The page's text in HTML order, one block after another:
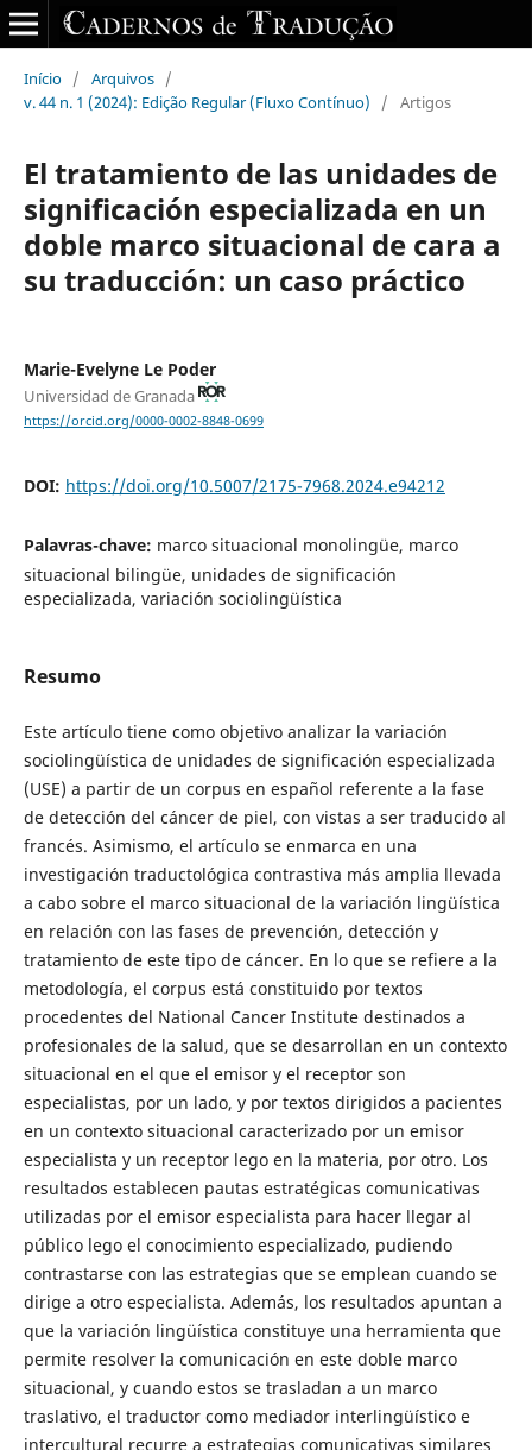
Início / Arquivos /
v. 44 n. 1 (2024): Edição Regular (Fluxo Contínuo)
/ Artigos
El tratamiento de las unidades de
significación especializada en un
doble marco situacional de cara a
su traducción: un caso práctico
Marie-Evelyne Le Poder
Universidad de Granada
https://orcid.org/0000-0002-8848-0699
DOI: https://doi.org/10.5007/2175-7968.2024.e94212
Palavras-chave: marco situacional monolingüe, marco
situacional bilingüe, unidades de significación
especializada, variación sociolingüística
Resumo
Este artículo tiene como objetivo analizar la variación
sociolingüística de unidades de significación especializada
(USE) a partir de un corpus en español referente a la fase
de detección del cáncer de piel, con vistas a ser traducido al
francés. Asimismo, el artículo se enmarca en una
investigación traductológica contrastiva más amplia llevada
a cabo sobre el marco situacional de la variación lingüística
en relación con las fases de prevención, detección y
tratamiento de este tipo de cáncer. En lo que se refiere a la
metodología, el corpus está constituido por textos
procedentes del National Cancer Institute destinados a
profesionales de la salud, que se desarrollan en un contexto
situacional en el que el emisor y el receptor son
especialistas, por un lado, y por textos dirigidos a pacientes
en un contexto situacional caracterizado por un emisor
especialista y un receptor lego en la materia, por otro. Los
resultados establecen pautas estratégicas comunicativas
utilizadas por el emisor especialista para hacer llegar al
público lego el conocimiento especializado, pudiendo
contrastarse con las estrategias que se emplean cuando se
dirige a otro especialista. Además, los resultados apuntan a
que la variación lingüística constituye una herramienta que
permite resolver la comunicación en este doble marco
situacional, y cuando estos se trasladan a un marco
traslativo, el traductor como mediador interlingüístico e
intercultural recurre a estrategias comunicativas similares